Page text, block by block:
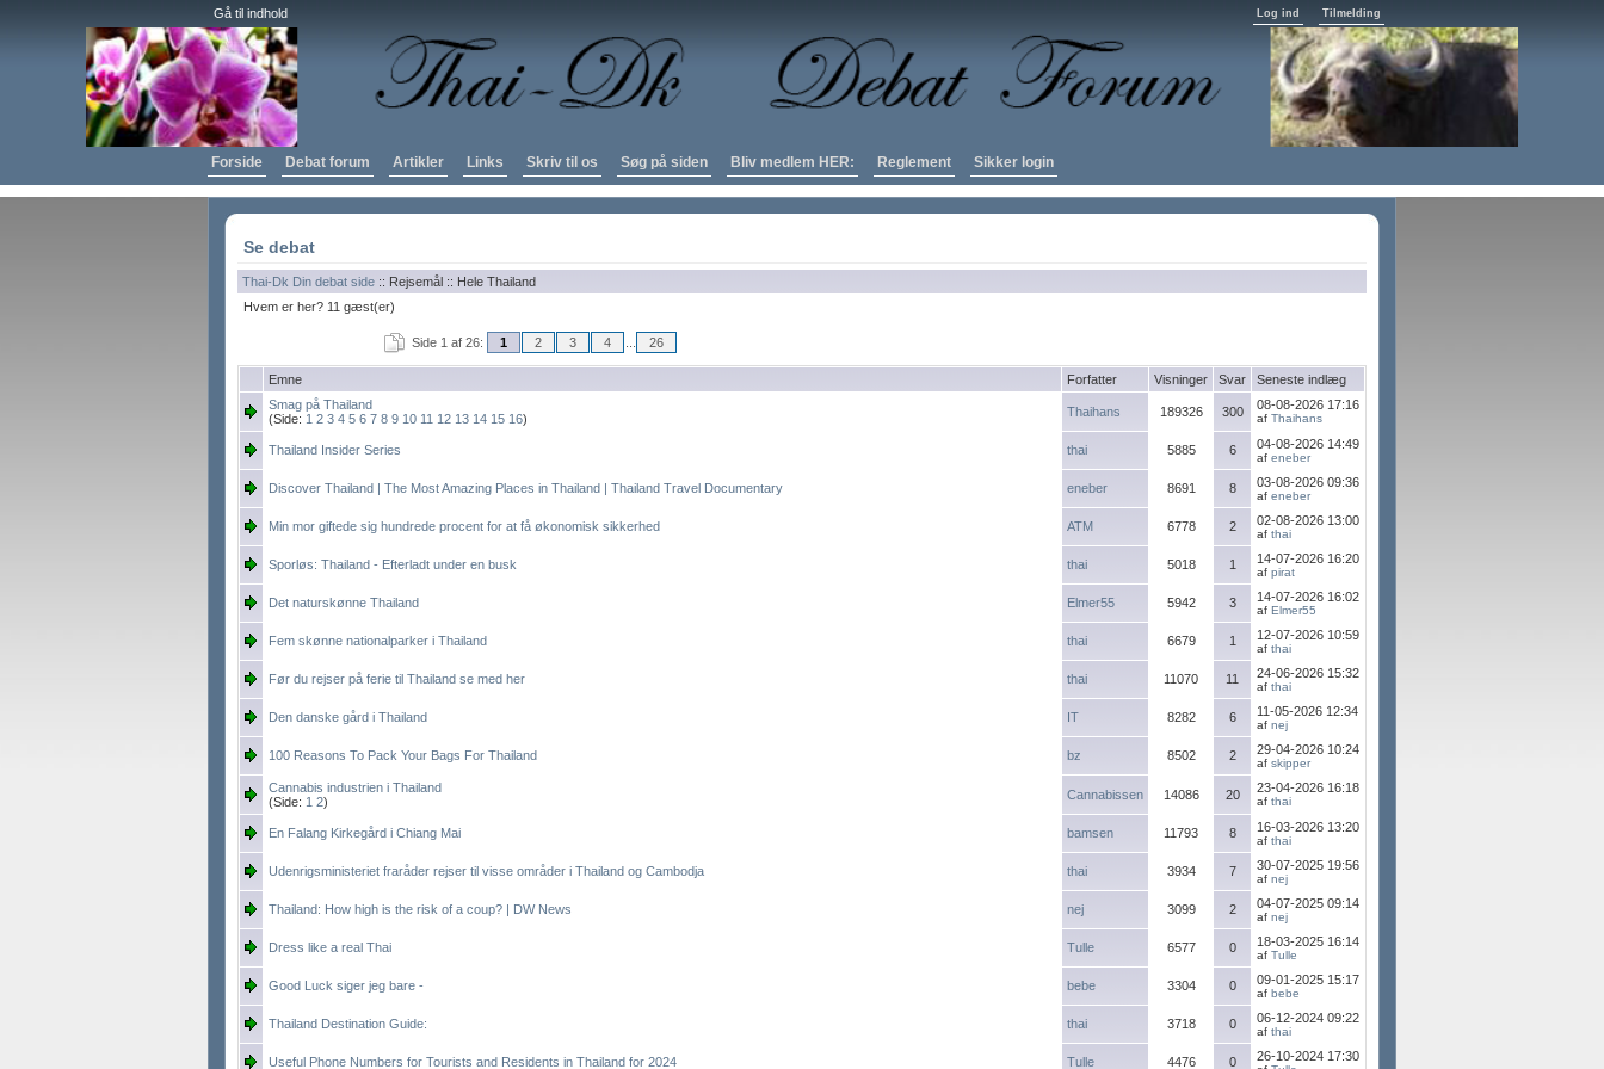
Gå til indhold Log ind Tilmelding
Forside Debat forum Artikler Links Skriv til os Søg på siden Bliv medlem HER: Reglement Sikker login
Se debat
Thai-Dk Din debat side :: Rejsemål :: Hele Thailand
Hvem er her? 11 gæst(er)
Side 1 af 26: 1 2 3 4 26
Emne Forfatter Visninger Svar
Seneste indlæg
Smag på Thailand
(Side: 1 2 3 4 5 6 7 8 9 10 11 12 13 14 15 16) Thaihans 189326 300 08-08-2026 17:16
af Thaihans
Thailand Insider Series thai 5885 6 04-08-2026 14:49
af eneber
Discover Thailand | The Most Amazing Places in Thailand | Thailand Travel Documentary eneber 8691 8 03-08-2026 09:36
af eneber
Min mor giftede sig hundrede procent for at få økonomisk sikkerhed ATM 6778 2 02-08-2026 13:00
af thai
Sporløs: Thailand - Efterladt under en busk thai 5018 1 14-07-2026 16:20
af pirat
Det naturskønne Thailand Elmer55 5942 3 14-07-2026 16:02
af Elmer55
Fem skønne nationalparker i Thailand thai 6679 1 12-07-2026 10:59
af thai
Før du rejser på ferie til Thailand se med her thai 11070 11 24-06-2026 15:32
af thai
Den danske gård i Thailand IT 8282 6 11-05-2026 12:34
af nej
100 Reasons To Pack Your Bags For Thailand bz 8502 2 29-04-2026 10:24
af skipper
Cannabis industrien i Thailand
(Side: 1 2) Cannabissen 14086 20 23-04-2026 16:18
af thai
En Falang Kirkegård i Chiang Mai bamsen 11793 8 16-03-2026 13:20
af thai
Udenrigsministeriet fraråder rejser til visse områder i Thailand og Cambodja thai 3934 7 30-07-2025 19:56
af nej
Thailand: How high is the risk of a coup? | DW News nej 3099 2 04-07-2025 09:14
af nej
Dress like a real Thai Tulle 6577 0 18-03-2025 16:14
af Tulle
Good Luck siger jeg bare - bebe 3304 0 09-01-2025 15:17
af bebe
Thailand Destination Guide: thai 3718 0 06-12-2024 09:22
af thai
Useful Phone Numbers for Tourists and Residents in Thailand for 2024 Tulle 4476 0 26-10-2024 17:30